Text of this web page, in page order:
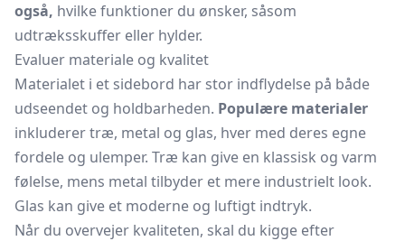
også, hvilke funktioner du ønsker, såsom
udtræksskuffer eller hylder.
Evaluer materiale og kvalitet
Materialet i et sidebord har stor indflydelse på både
udseendet og holdbarheden. Populære materialer
inkluderer træ, metal og glas, hver med deres egne
fordele og ulemper. Træ kan give en klassisk og varm
følelse, mens metal tilbyder et mere industrielt look.
Glas kan give et moderne og luftigt indtryk.
Når du overvejer kvaliteten, skal du kigge efter